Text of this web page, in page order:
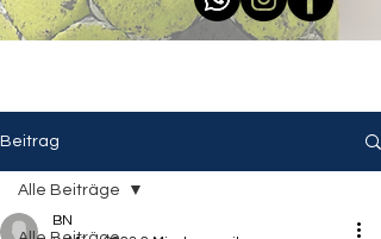
Beitrag
Alle Beiträge
BN